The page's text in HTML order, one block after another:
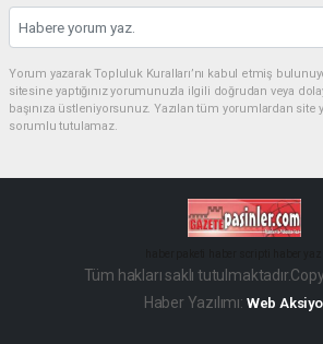
Yorum yazarak Topluluk Kuralları’nı kabul etmiş
sitesine yaptığınız yorumunuzla ilgili doğrudan veya
başınıza üstleniyorsunuz. Yazılan tüm yorumlardan
sorumlu tutulamaz.
Tüm hakları saklı
Haber Yazılımı: Web